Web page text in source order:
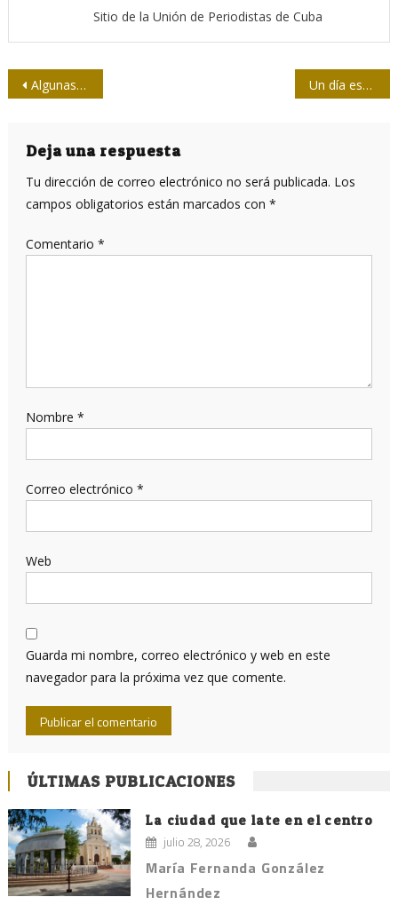
Sitio de la Unión de Periodistas de Cuba
Navegación
entradas
Algunas notas sobre el estudio de la conceptualización Un día especial para los niños
Deja una respuesta
Tu dirección de correo electrónico no será publicada. Los
campos obligatorios están marcados con *
Comentario *
Nombre *
Correo electrónico *
Web
Guarda mi nombre, correo electrónico y web en este
navegador para la próxima vez que comente.
ÚLTIMAS PUBLICACIONES
La ciudad que late en el centro
julio 28, 2026
María Fernanda González
Hernández